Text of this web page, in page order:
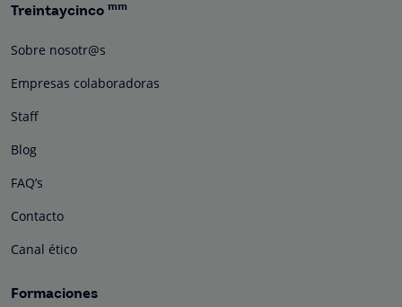
Treintaycinco mm
Sobre nosotr@s
Empresas colaboradoras
Staff
Blog
FAQ’s
Contacto
Canal ético
Formaciones